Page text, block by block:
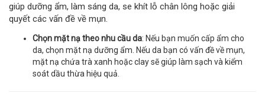
giúp dưỡng ẩm, làm sáng da, se khít lỗ chân lông hoặc giải
quyết các vấn đề về mụn.
Chọn mặt nạ theo nhu cầu da: Nếu bạn muốn cấp ẩm cho
da, chọn mặt nạ dưỡng ẩm. Nếu da bạn có vấn đề về mụn,
mặt nạ chứa trà xanh hoặc clay sẽ giúp làm sạch và kiểm
soát dầu thừa hiệu quả.